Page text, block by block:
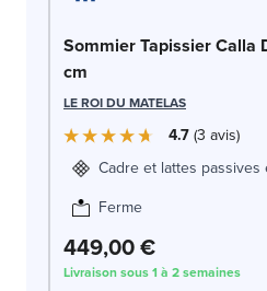
Sommier Tapissier Calla
cm
LE ROI DU MATELAS
4.7 3 avis
Cadre et lattes passives
Ferme
449,00 €
Livraison sous 1 à 2 semaines